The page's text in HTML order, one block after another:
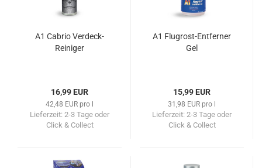
A1 Cabrio Verdeck-
Reiniger
16,99 EUR
42,48 EUR pro l
Lieferzeit: 2-3 Tage oder
Click & Collect
A1 Flugrost-Entferner
Gel
15,99 EUR
31,98 EUR pro l
Lieferzeit: 2-3 Tage oder
Click & Collect